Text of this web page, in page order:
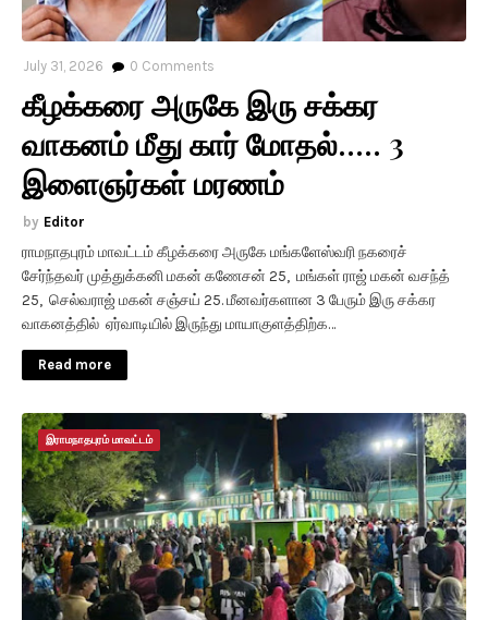
July 31, 2026 0 Comments
கீழக்கரை அருகே இரு சக்கர
வாகனம் மீது கார் மோதல்..... 3
இளைஞர்கள் மரணம்
Editor
ராமநாதபுரம் மாவட்டம் கீழக்கரை அருகே மங்களேஸ்வரி நகரைச்
சேர்ந்தவர் முத்துக்கனி மகன் கணேசன் 25, மங்கள் ராஜ் மகன் வசந்த்
25, செல்வராஜ் மகன் சஞ்சய் 25. மீனவர்களான 3 பேரும் இரு சக்கர
வாகனத்தில் ஏர்வாடியில் இருந்து மாயாகுளத்திற்க…
Read more
இராமநாதபுரம் மாவட்டம்